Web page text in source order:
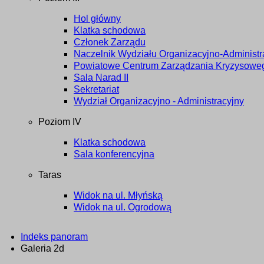
Hol główny
Klatka schodowa
Członek Zarządu
Naczelnik Wydziału Organizacyjno-
Powiatowe Centrum Zarządzania
Sala Narad II
Sekretariat
Wydział Organizacyjno - Administracyjny
Poziom IV
Klatka schodowa
Sala konferencyjna
Taras
Widok na ul. Młyńską
Widok na ul. Ogrodową
Indeks panoram
Galeria 2d